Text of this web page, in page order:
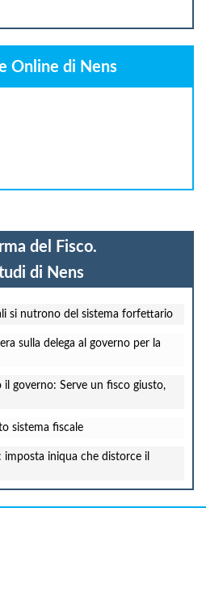
Online di Nens
del Fisco.
di Nens
si nutrono del sistema forfettario
sulla delega al governo per la
governo: Serve un fisco giusto,
sistema fiscale
iniqua che distorce il